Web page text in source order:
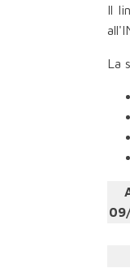
Il
La